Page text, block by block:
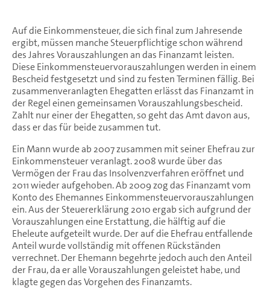
Auf die Einkommensteuer, die sich final zum Jahresende
ergibt, müssen manche Steuerpflichtige schon während
des Jahres Vorauszahlungen an das Finanzamt leisten.
Diese Einkommensteuervorauszahlungen werden in einem
Bescheid festgesetzt und sind zu festen Terminen fällig. Bei
zusammenveranlagten Ehegatten erlässt das Finanzamt in
der Regel einen gemeinsamen Vorauszahlungsbescheid.
Zahlt nur einer der Ehegatten, so geht das Amt davon aus,
dass er das für beide zusammen tut.
Ein Mann wurde ab 2007 zusammen mit seiner Ehefrau zur
Einkommensteuer veranlagt. 2008 wurde über das
Vermögen der Frau das Insolvenzverfahren eröffnet und
2011 wieder aufgehoben. Ab 2009 zog das Finanzamt vom
Konto des Ehemannes Einkommensteuervorauszahlungen
ein. Aus der Steuererklärung 2010 ergab sich aufgrund der
Vorauszahlungen eine Erstattung, die hälftig auf die
Eheleute aufgeteilt wurde. Der auf die Ehefrau entfallende
Anteil wurde vollständig mit offenen Rückständen
verrechnet. Der Ehemann begehrte jedoch auch den Anteil
der Frau, da er alle Vorauszahlungen geleistet habe, und
klagte gegen das Vorgehen des Finanzamts.